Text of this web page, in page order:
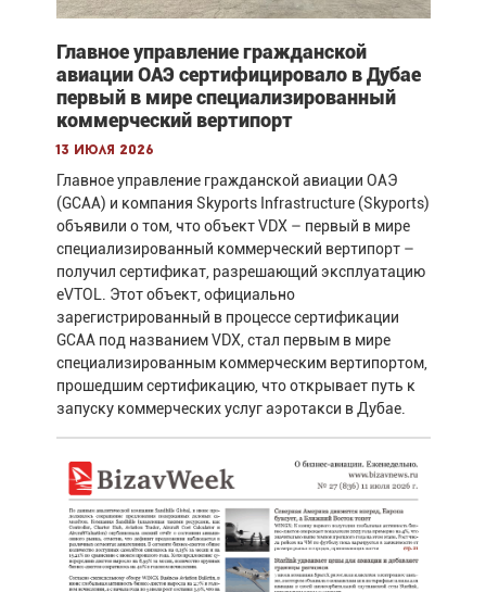
Главное управление гражданской
авиации ОАЭ сертифицировало в Дубае
первый в мире специализированный
коммерческий вертипорт
13 июля 2026
Главное управление гражданской авиации ОАЭ
(GCAA) и компания Skyports Infrastructure (Skyports)
объявили о том, что объект VDX – первый в мире
специализированный коммерческий вертипорт –
получил сертификат, разрешающий эксплуатацию
eVTOL. Этот объект, официально
зарегистрированный в процессе сертификации
GCAA под названием VDX, стал первым в мире
специализированным коммерческим вертипортом,
прошедшим сертификацию, что открывает путь к
запуску коммерческих услуг аэротакси в Дубае.